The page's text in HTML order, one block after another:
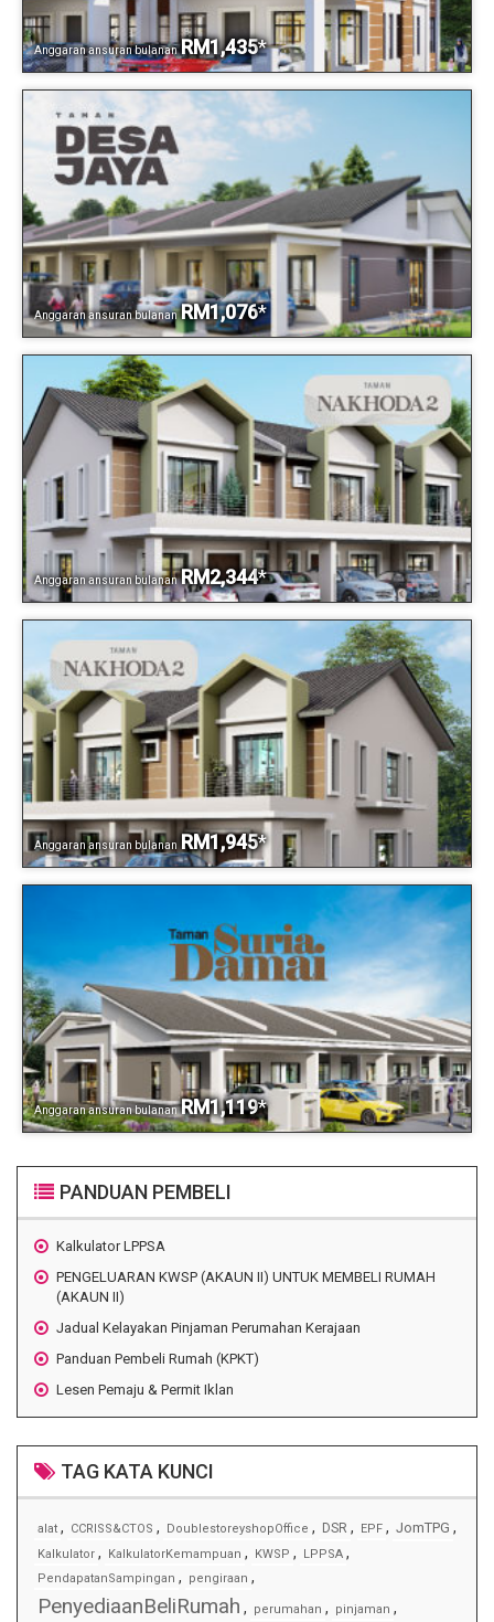
Anggaran ansuran bulanan RM1,435*
Anggaran ansuran bulanan RM1,076*
Anggaran ansuran bulanan RM2,344*
Anggaran ansuran bulanan RM1,945*
Anggaran ansuran bulanan RM1,119*
PANDUAN PEMBELI
Kalkulator LPPSA
PENGELUARAN KWSP (AKAUN II) UNTUK MEMBELI RUMAH
(AKAUN II)
Jadual Kelayakan Pinjaman Perumahan Kerajaan
Panduan Pembeli Rumah (KPKT)
Lesen Pemaju & Permit Iklan
TAG KATA KUNCI
alat , CCRISS&CTOS , DoublestoreyshopOffice , DSR , EPF , JomTPG ,
Kalkulator , KalkulatorKemampuan , KWSP , LPPSA ,
PendapatanSampingan , pengiraan ,
PenyediaanBeliRumah , perumahan , pinjaman ,